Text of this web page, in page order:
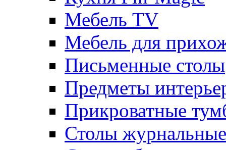
Мебель TV
Мебель для
Письменные столы
Предметы
Прикроватные
Столы журнальные